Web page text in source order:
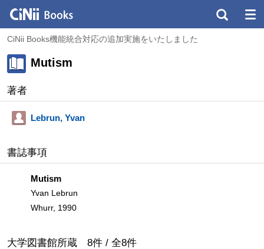
CiNii Books機能統合対応の追加実施をいたしました
Mutism
著者
Lebrun, Yvan
書誌事項
Mutism
Yvan Lebrun
Whurr, 1990
大学図書館所蔵 8件 / 全8件